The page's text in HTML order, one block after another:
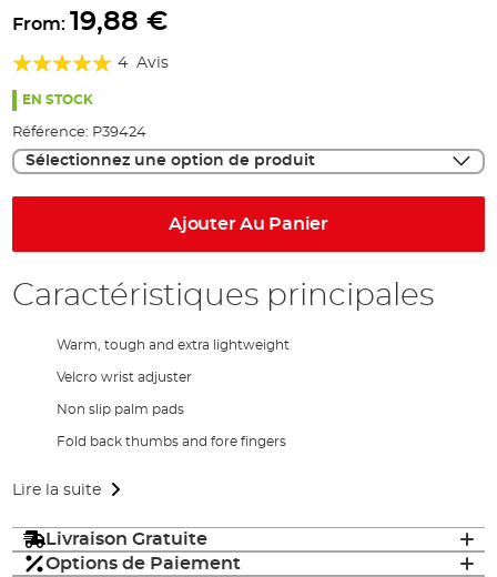
to
beginning
the
From: 19,88 €
Évaluation:
100%
4Avis
EN STOCK
Référence: P39424
Sélectionnez une option de produit
Ajouter Au Panier
Caractéristiques principales
Warm, tough and extra lightweight
Velcro wrist adjuster
Non slip palm pads
Fold back thumbs and fore fingers
Lire la suite
Livraison Gratuite
Options de Paiement